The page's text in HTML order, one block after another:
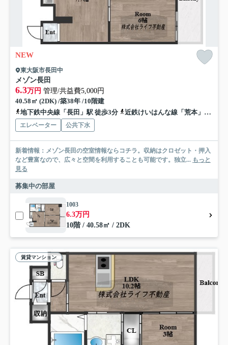
NEW
東大阪市長田中
メゾン長田
6.3万円 管理/共益費5,000円
40.58㎡ (2DK) /築38年 /10階建
地下鉄中央線「長田」駅 徒歩3分
近鉄けいはんな線「荒本」駅 徒歩18分
エレベーター 公共下水
新着情報：メゾン長田の空室情報ならコチラ。収納はクロゼット・押入
など豊富なので、広々と空間を利用することも可能です。独立... もっと
見る
募集中の部屋
1003
6.3万円
10階 / 40.58㎡ / 2DK
賃貸マンション